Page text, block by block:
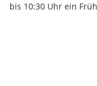
bis 10:30 Uhr ein